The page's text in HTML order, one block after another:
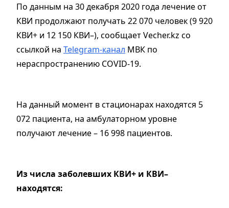
По данным на 30 декабря 2020 года лечение от
КВИ продолжают получать 22 070 человек (9 920
КВИ+ и 12 150 КВИ–), сообщает Vecher.kz со
ссылкой на Telegram-канал МВК по
нераспространению COVID-19.
На данный момент в стационарах находятся 5
072 пациента, на амбулаторном уровне
получают лечение – 16 998 пациентов.
Из числа заболевших КВИ+ и КВИ–
находятся: